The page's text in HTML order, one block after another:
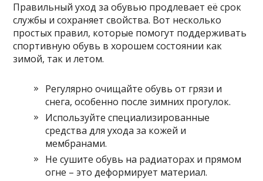
Правильный уход за обувью продлевает её срок
службы и сохраняет свойства. Вот несколько
простых правил, которые помогут поддерживать
спортивную обувь в хорошем состоянии как
зимой, так и летом.
Регулярно очищайте обувь от грязи и
снега, особенно после зимних прогулок.
Используйте специализированные
средства для ухода за кожей и
мембранами.
Не сушите обувь на радиаторах и прямом
огне – это деформирует материал.